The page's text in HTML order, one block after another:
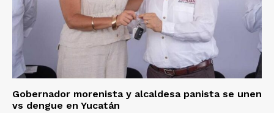
Gobernador morenista y alcaldesa panista se unen
vs dengue en Yucatán